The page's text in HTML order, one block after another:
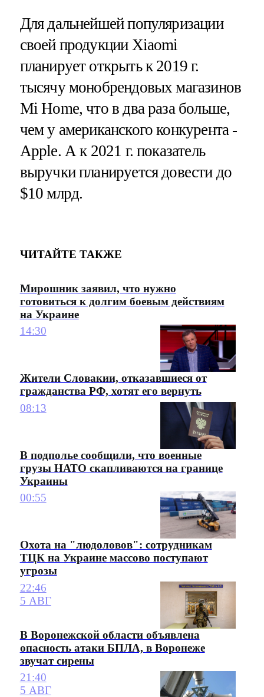
Для дальнейшей популяризации
своей продукции Xiaomi
планирует открыть к 2019 г.
тысячу монобрендовых магазинов
Mi Home, что в два раза больше,
чем у американского конкурента -
Apple. А к 2021 г. показатель
выручки планируется довести до
$10 млрд.
ЧИТАЙТЕ ТАКЖЕ
Мирошник заявил, что нужно
готовиться к долгим боевым действиям
на Украине
14:30
Жители Словакии, отказавшиеся от
гражданства РФ, хотят его вернуть
08:13
В подполье сообщили, что военные
грузы НАТО скапливаются на границе
Украины
00:55
Охота на "людоловов": сотрудникам
ТЦК на Украине массово поступают
угрозы
22:46
5 АВГ
В Воронежской области объявлена
опасность атаки БПЛА, в Воронеже
звучат сирены
21:40
5 АВГ